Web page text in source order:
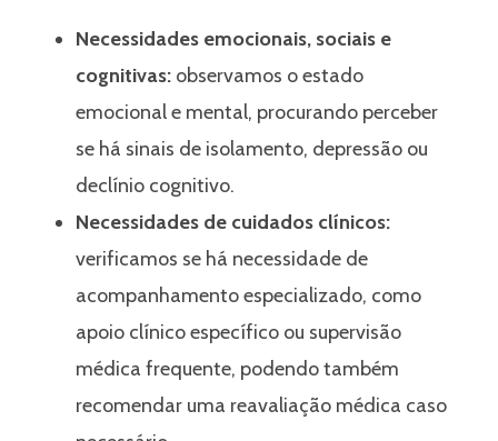
Necessidades emocionais, sociais e
cognitivas: observamos o estado
emocional e mental, procurando perceber
se há sinais de isolamento, depressão ou
declínio cognitivo.
Necessidades de cuidados clínicos:
verificamos se há necessidade de
acompanhamento especializado, como
apoio clínico específico ou supervisão
médica frequente, podendo também
recomendar uma reavaliação médica caso